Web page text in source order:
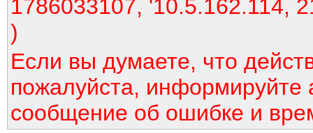
1786033107, '10.5.162.114,
)
Если вы думаете, что
пожалуйста, информируйте
сообщение об ошибке и